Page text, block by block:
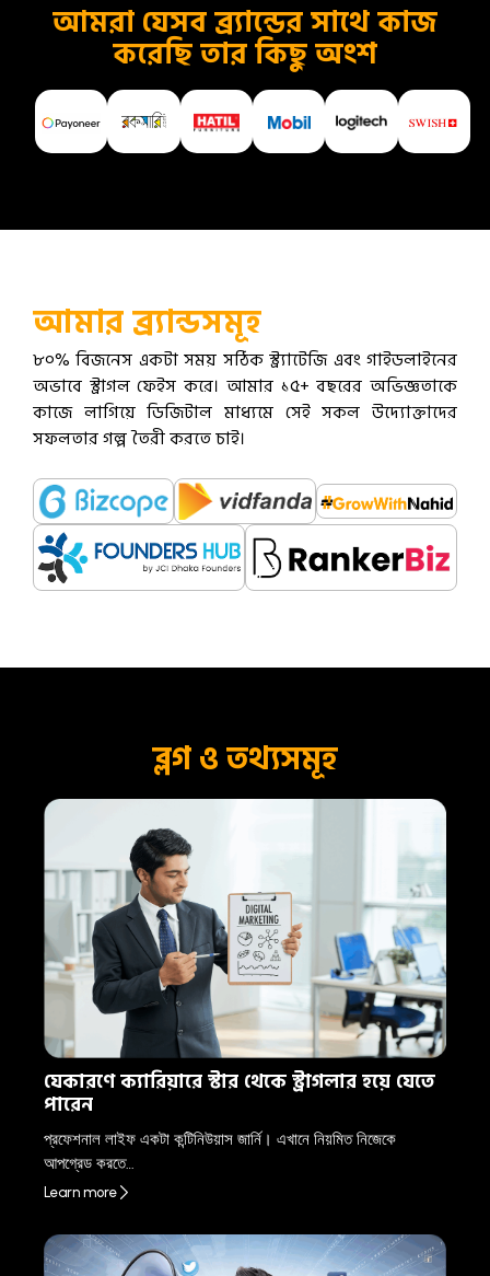
আমরা যেসব ব্র্যান্ডের সাথে কাজ
করেছি তার কিছু অংশ
আমার ব্র্যান্ডসমূহ
৮০% বিজনেস একটা সময় সঠিক স্ট্র্যাটেজি এবং গাইডলাইনের
অভাবে স্ট্রাগল ফেইস করে। আমার ১৫+ বছরের অভিজ্ঞতাকে
কাজে লাগিয়ে ডিজিটাল মাধ্যমে সেই সকল উদ্যোক্তাদের
সফলতার গল্প তৈরী করতে চাই।
ব্লগ ও তথ্যসমূহ
যেকারণে ক্যারিয়ারে স্টার থেকে স্ট্রাগলার হয়ে যেতে
পারেন
প্রফেশনাল লাইফ একটা কন্টিনিউয়াস জার্নি। এখানে নিয়মিত নিজেকে
আপগ্রেড করতে…
Learn more